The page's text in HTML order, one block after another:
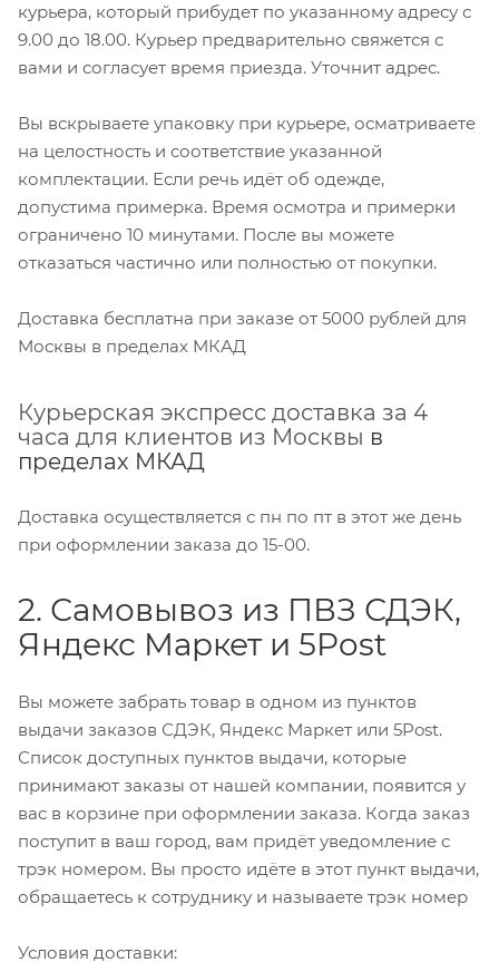
курьера, который прибудет по указанному адресу с
9.00 до 18.00. Курьер предварительно свяжется с
вами и согласует время приезда. Уточнит адрес.
Вы вскрываете упаковку при курьере, осматриваете
на целостность и соответствие указанной
комплектации. Если речь идёт об одежде,
допустима примерка. Время осмотра и примерки
ограничено 10 минутами. После вы можете
отказаться частично или полностью от покупки.
Доставка бесплатна при заказе от 5000 рублей для
Москвы в пределах МКАД
Курьерская экспресс доставка за 4
часа для клиентов из Москвы в
пределах МКАД
Доставка осуществляется с пн по пт в этот же день
при оформлении заказа до 15-00.
2. Самовывоз из ПВЗ СДЭК,
Яндекс Маркет и 5Post
Вы можете забрать товар в одном из пунктов
выдачи заказов СДЭК, Яндекс Маркет или 5Post.
Список доступных пунктов выдачи, которые
принимают заказы от нашей компании, появится у
вас в корзине при оформлении заказа. Когда заказ
поступит в ваш город, вам придёт уведомление с
трэк номером. Вы просто идёте в этот пункт выдачи,
обращаетесь к сотруднику и называете трэк номер
Условия доставки: